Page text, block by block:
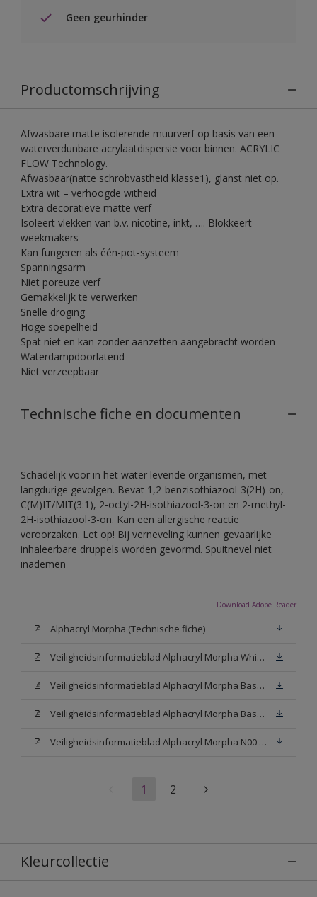
Geen geurhinder
Productomschrijving
Afwasbare matte isolerende muurverf op basis van een
waterverdunbare acrylaatdispersie voor binnen. ACRYLIC
FLOW Technology.
Afwasbaar(natte schrobvastheid klasse1), glanst niet op.
Extra wit – verhoogde witheid
Extra decoratieve matte verf
Isoleert vlekken van b.v. nicotine, inkt, …. Blokkeert
weekmakers
Kan fungeren als één-pot-systeem
Spanningsarm
Niet poreuze verf
Gemakkelijk te verwerken
Snelle droging
Hoge soepelheid
Spat niet en kan zonder aanzetten aangebracht worden
Waterdampdoorlatend
Niet verzeepbaar
Technische fiche en documenten
Schadelijk voor in het water levende organismen, met
langdurige gevolgen. Bevat 1,2-benzisothiazool-3(2H)-on,
C(M)IT/MIT(3:1), 2-octyl-2H-isothiazool-3-on en 2-methyl-
2H-isothiazool-3-on. Kan een allergische reactie
veroorzaken. Let op! Bij verneveling kunnen gevaarlijke
inhaleerbare druppels worden gevormd. Spuitnevel niet
inademen
Download Adobe Reader
Alphacryl Morpha (Technische fiche)
Veiligheidsinformatieblad Alphacryl Morpha White (SDS)
Veiligheidsinformatieblad Alphacryl Morpha Base N00 (SDS)
Veiligheidsinformatieblad Alphacryl Morpha Base W05 (SDS)
Veiligheidsinformatieblad Alphacryl Morpha N00 (SDS)
1 2
Kleurcollectie